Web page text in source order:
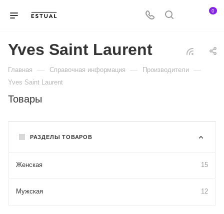
0
Yves Saint Laurent
Главная — Справочная информация — Производители —
Yves Saint Laurent
Товары
РАЗДЕЛЫ ТОВАРОВ
Женская 15
Мужская 12